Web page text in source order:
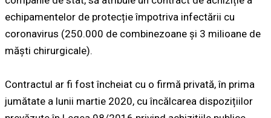
echipamentelor de protecție împotriva infectării cu
coronavirus (250.000 de combinezoane și 3 milioane de
măști chirurgicale).
Contractul ar fi fost încheiat cu o firmă privată, în prima
jumătate a lunii martie 2020, cu încălcarea dispozițiilor